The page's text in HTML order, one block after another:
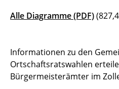
Alle Diagramme(PDF)(827,4
Informationen zu den
Ortschaftsratswahlen
Bürgermeisterämter im